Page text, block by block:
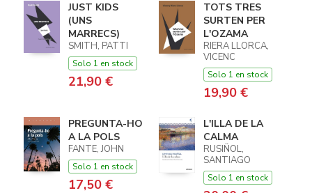
JUST KIDS
(UNS
MARRECS)
SMITH, PATTI
Solo 1 en stock
21,90 €
TOTS TRES
SURTEN PER
L'OZAMA
RIERA LLORCA,
VICENC
Solo 1 en stock
19,90 €
PREGUNTA-HO
A LA POLS
FANTE, JOHN
Solo 1 en stock
17,50 €
L'ILLA DE LA
CALMA
RUSIÑOL,
SANTIAGO
Solo 1 en stock